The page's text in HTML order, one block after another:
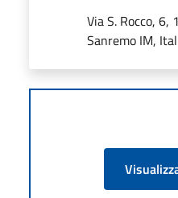
Via S. Rocco, 6,
Sanremo IM,